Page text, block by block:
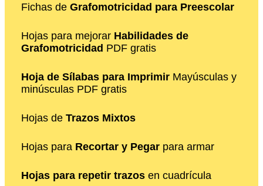
Fichas de Grafomotricidad para Preescolar
Hojas para mejorar Habilidades de
Grafomotricidad PDF gratis
Hoja de Sílabas para Imprimir Mayúsculas y
minúsculas PDF gratis
Hojas de Trazos Mixtos
Hojas para Recortar y Pegar para armar
Hojas para repetir trazos en cuadrícula